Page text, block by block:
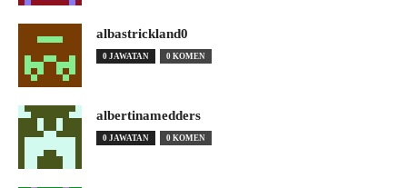
albastrickland0
0 JAWATAN 0 KOMEN
albertinamedders
0 JAWATAN 0 KOMEN